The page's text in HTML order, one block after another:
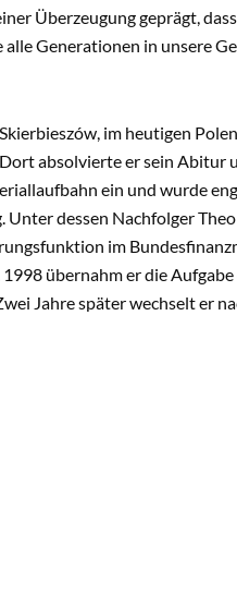
Überzeugung geprägt,
Generationen in unsere
im heutigen
absolvierte er sein
ein und wurde
dessen Nachfolger
im
übernahm er die
Jahre später wechselt er